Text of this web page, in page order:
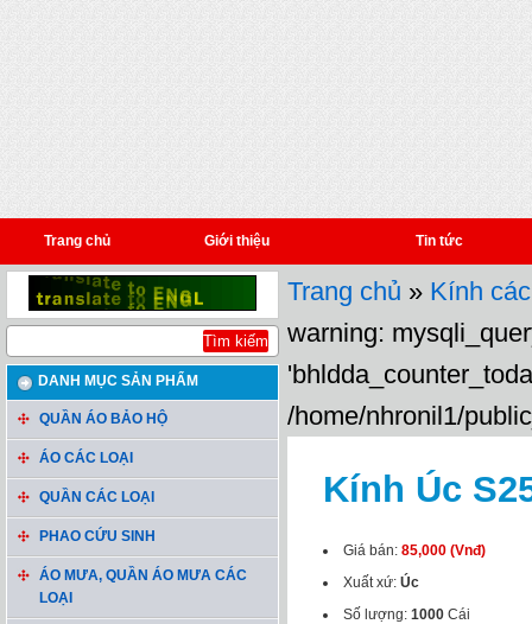
Trang chủ Giới thiệu Tin tức
DANH MỤC SẢN PHẨM
QUẦN ÁO BẢO HỘ
ÁO CÁC LOẠI
QUẦN CÁC LOẠI
PHAO CỨU SINH
ÁO MƯA, QUẦN ÁO MƯA CÁC
LOẠI
Trang chủ » Kính
warning:
/home/nhronil1/
Kính Úc
Giá bán: 85,000 (Vnđ)
Xuất xứ: Úc
Số lượng: 1000 Cái